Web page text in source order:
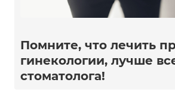
Помните, что лечить
гинекологии, лучше
стоматолога!